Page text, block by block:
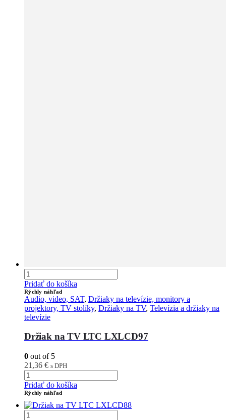
Pridať do košíka
Rýchly náhľad
Audio, video, SAT, Držiaky na televízie, monitory a
projektory, TV stolíky, Držiaky na TV, Televízia a držiaky na
televízie
Držiak na TV LTC LXLCD97
0 out of 5
21,36 € s DPH
Pridať do košíka
Rýchly náhľad